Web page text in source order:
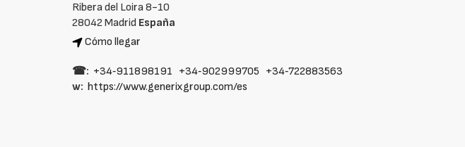
Ribera del Loira 8-10
28042 Madrid España
Cómo llegar
☎: +34‑911898191 +34‑902999705 +34‑722883563
w:https://www.generixgroup.com/es